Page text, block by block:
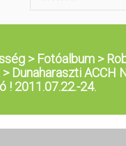
> Fotóalbum >
> Dunaharaszti ACCH
! 2011.07.22.-24.